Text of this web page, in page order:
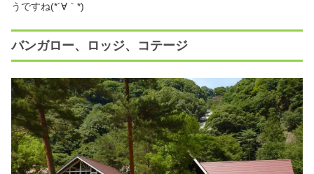
うですね(*´∀｀*)
バンガロー、ロッジ、コテージ